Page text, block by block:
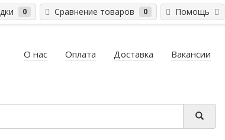
Помощь
0 Сравнение товаров 0
О нас Оплата Доставка Вакансии